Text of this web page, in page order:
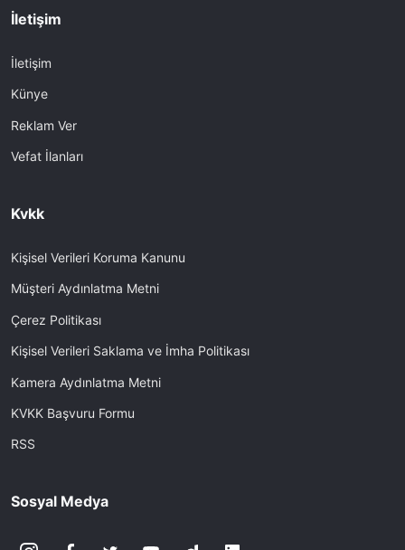
İletişim
İletişim
Künye
Reklam Ver
Vefat İlanları
Kvkk
Kişisel Verileri Koruma Kanunu
Müşteri Aydınlatma Metni
Çerez Politikası
Kişisel Verileri Saklama ve İmha Politikası
Kamera Aydınlatma Metni
KVKK Başvuru Formu
RSS
Sosyal Medya